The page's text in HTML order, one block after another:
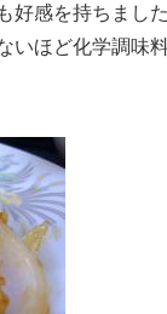
好感を持ちました
いほど化学調味